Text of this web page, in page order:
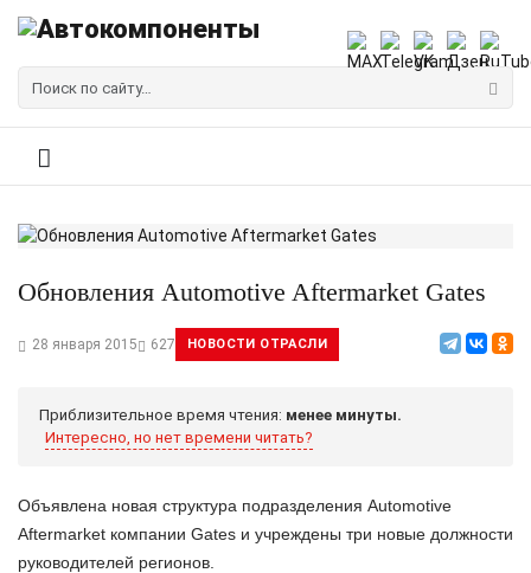
Обновления Automotive Aftermarket Gates
28 января 2015 627 НОВОСТИ ОТРАСЛИ
Приблизительное время чтения: менее минуты.
Интересно, но нет времени читать?
Объявлена новая структура подразделения Automotive
Aftermarket компании Gates и учреждены три новые должности
руководителей регионов.